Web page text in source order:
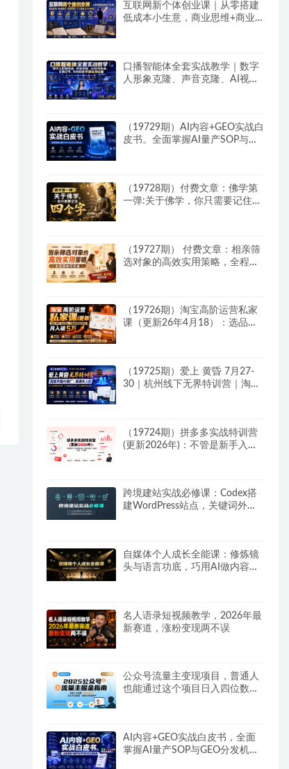
互联网新个体创业课｜从零搭建
低成本小生意，商业思维+商业
口播智能体全套实战教学｜数字
人形象克隆、声音克隆、AI视频
（19729期）AI内容+GEO实战白
皮书。全面掌握AI量产SOP与
（19728期）付费文章：佛学第
一弹:关于佛学，你只需要记住四
（19727期） 付费文章：相亲筛
选对象的高效实用策略，全程落
（19726期）淘宝高阶运营私家
课（更新26年4月18）：选品、
（19725期）爱上 黄昏 7月27-
30｜杭州线下无界特训营｜淘宝
（19724期）拼多多实战特训营
(更新2026年)：不管是新手入门
跨境建站实战必修课：Codex搭
建WordPress站点，关键词外链
自媒体个人成长全能课：修炼镜
头与语言功底，巧用AI做内容打
名人语录短视频教学，2026年最
新赛道，涨粉变现两不误
公众号流量主变现项目，普通人
也能通过这个项目日入四位数
AI内容+GEO实战白皮书，全面
掌握AI量产SOP与GEO分发机制